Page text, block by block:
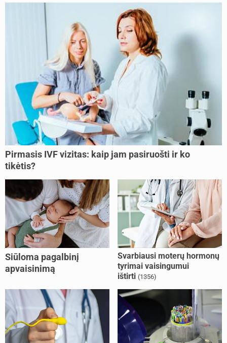
Pirmasis IVF vizitas: kaip jam pasiruošti ir ko
tikėtis?
Siūloma pagalbinį
apvaisinimą
nesusituokusiems, ir
vienišoms moterims
(10)
Svarbiausi moterų hormonų
tyrimai vaisingumui
ištirti (1356)